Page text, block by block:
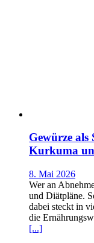
Gewürze als
Kurkuma
8. Mai 2026
Wer an
und Diätpläne.
dabei steckt in
die
[...]